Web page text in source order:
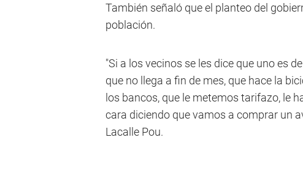
También señaló que el planteo del
población.
"Si a los vecinos se les dice que uno es
que no llega a fin de mes, que hace la
los bancos, que le metemos tarifazo, le
cara diciendo que vamos a comprar un
Lacalle Pou.